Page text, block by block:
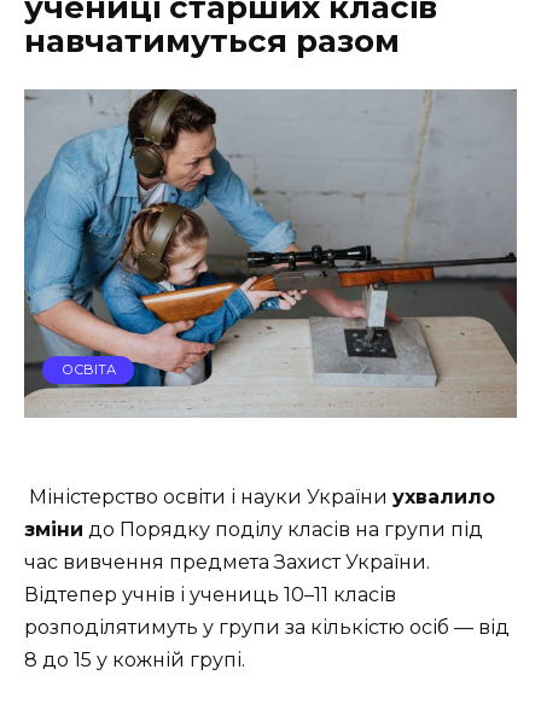
навчатимуться разом
ОСВІТА
Міністерство освіти і науки України ухвалило
зміни до Порядку поділу класів на групи під
час вивчення предмета Захист України.
Відтепер учнів і учениць 10–11 класів
розподілятимуть у групи за кількістю осіб — від
8 до 15 у кожній групі.